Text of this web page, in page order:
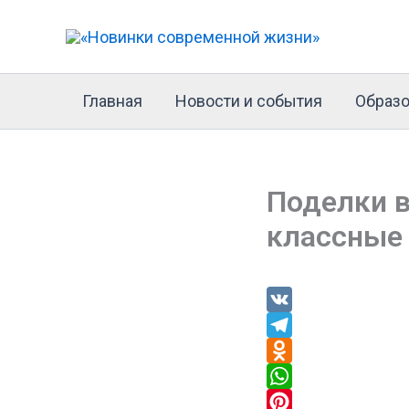
Главная Новости и события
Поделки
V
KT
e
l
O
d
W